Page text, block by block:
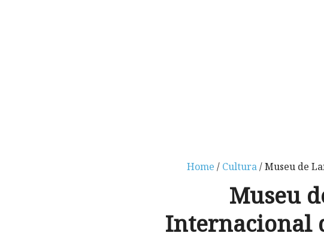
Home / Cultura/ Museu de
Museu
Internacional